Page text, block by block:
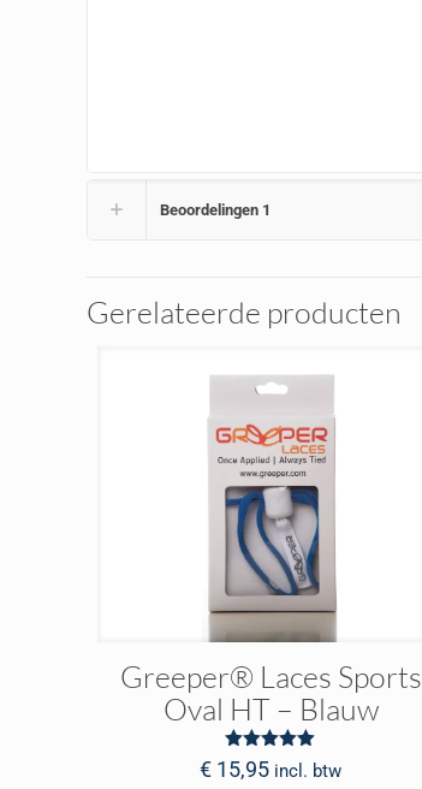
Beoordelingen 1
Gerelateerde producten
Greeper® Laces Sports
Oval HT – Blauw
Waardering
5.00
€ 15,95 incl. btw